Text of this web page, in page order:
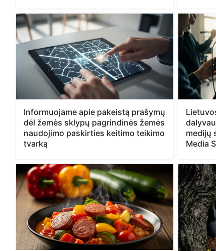
Informuojame apie pakeistą prašymų
dėl žemės sklypų pagrindinės žemės
naudojimo paskirties keitimo teikimo
tvarką
medijų
Media